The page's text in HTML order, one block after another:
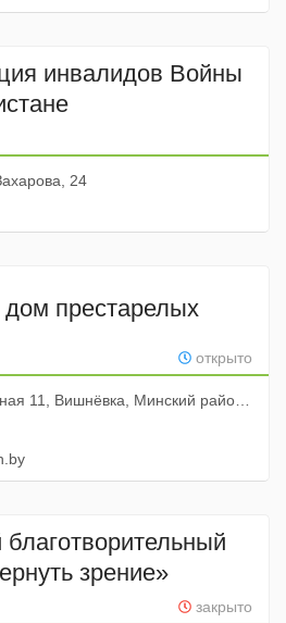
инвалидов Войны
24
престарелых
открыто
Минский район, Беларусь, Дом для престарелых
зрение»
закрыто